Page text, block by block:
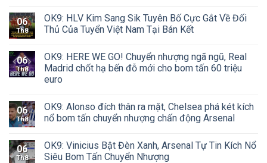
06
Th8
OK9: HLV Kim Sang Sik Tuyên Bố Cực Gắt Về Đối
Thủ Của Tuyển Việt Nam Tại Bán Kết
06
Th8
OK9: HERE WE GO! Chuyển nhượng ngã ngũ, Real
Madrid chốt hạ bến đỗ mới cho bom tấn 60 triệu
euro
06
Th8
OK9: Alonso đích thân ra mặt, Chelsea phá két kích
nổ bom tấn chuyển nhượng chấn động Arsenal
06
Th8
OK9: Vinicius Bật Đèn Xanh, Arsenal Tự Tin Kích Nổ
Siêu Bom Tấn Chuyển Nhượng